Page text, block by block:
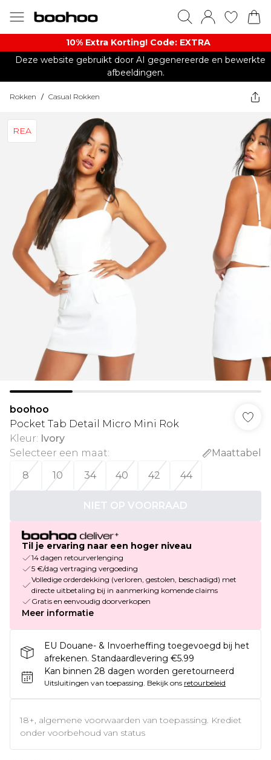
10% Extra Korting! Code: EXTRA​
Deze website gebruikt door AI gegenereerde en bewerkte
afbeeldingen.
Rokken / Casual Rokken
REA
boohoo
Pocket Tab Detail Micro Mini Rok
Kleur: Ivory
Selecteer een maat:
Maattabel
8
10 34 40 42 44
NIET OP VOORRAAD
Til je ervaring naar een hoger niveau
14 dagen retourverlenging
5 €/dag vertraging vergoeding
Volledige orderdekking (verloren, gestolen, beschadigd) met
directe uitbetaling bij in aanmerking komende claims
Gratis en eenvoudig doorverkopen
Meer informatie
EU Douane- & Invoerheffing toegevoegd bij het
afrekenen. Standaardlevering €5.99
Kan binnen 28 dagen worden geretourneerd
Uitsluitingen van toepassing. Bekijk ons retourbeleid
18+, algemene voorwaarden van toepassing. Krediet
onder voorbehoud van status